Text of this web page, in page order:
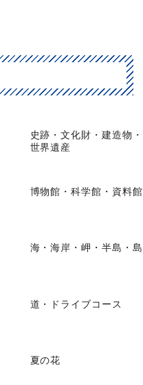
史跡・文化財・建造物・
世界遺産
博物館・科学館・資料館
海・海岸・岬・半島・島
道・ドライブコース
夏の花